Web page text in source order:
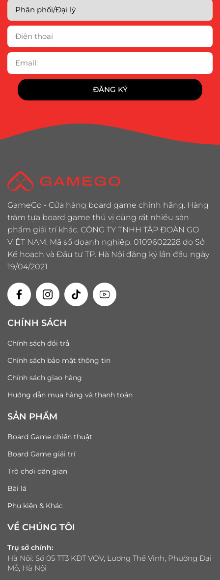
GameGo - Cửa hàng board game chính hãng. Hàng
trăm tựa board game thú vị cùng rất nhiều sản
phẩm giải trí khác. CÔNG TY TNHH TẬP ĐOÀN GO
VIỆT NAM. Mã số doanh nghiệp: 0109602228 do Sở
Kế hoạch và Đầu tư TP. Hà Nội đăng ký lần đầu ngày
19/04/2021
CHÍNH SÁCH
Chính sách đổi trả
Chính sách bảo mật thông tin
Chính sách giao hàng
Hướng dẫn mua hàng và thanh toán
SẢN PHẨM
Board Game chiến thuật
Board Game giải trí
Trò chơi dân gian
Bài lá
Phụ kiện & Khác
VỀ CHÚNG TÔI
Trụ sở chính:
Hà Nội: Số 05 TT3 KĐT VOV, Lương Thế Vinh, Phường Đại
Mỗ, Hà Nội